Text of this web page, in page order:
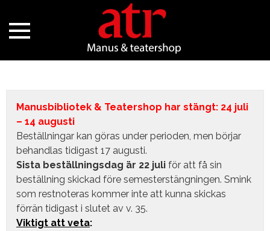
Manusbibliotek & Teatershop har stängt: 24 juli
– 14 augusti
Beställningar kan göras under perioden, men börjar
behandlas tidigast 17 augusti.
Sista beställningsdag är 22 juli för att få sin
beställning skickad före semesterstängningen. Smink
som restnoteras kommer inte att kunna skickas
förrän tidigast i slutet av v. 35.
Viktigt att veta: